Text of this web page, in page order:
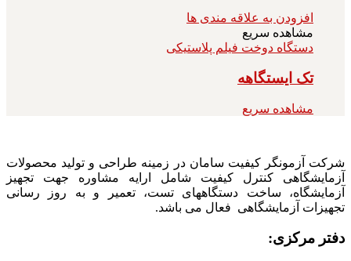
افزودن به علاقه مندی ها
مشاهده سریع
دستگاه دوخت فیلم پلاستیکی
تک ایستگاهه
مشاهده سریع
شرکت آزمونگر کیفیت سامان در زمینه طراحی و تولید محصولات
آزمایشگاهی کنترل کیفیت شامل ارایه مشاوره جهت تجهیز
آزمایشگاه، ساخت دستگاههای تست، تعمیر و به روز رسانی
تجهیزات آزمایشگاهی فعال می باشد.
دفتر مرکزی: